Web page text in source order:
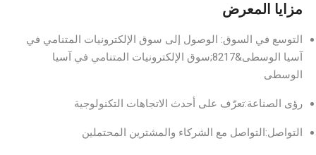
مزايا المعرض
التوسع في السوق: الوصول إلى سوق الإلكترونيات المتنامي في
آسيا الوسطى&8217;سوق الإلكترونيات المتنامي في آسيا
الوسطى
رؤى الصناعة:تعرّف على أحدث الاتجاهات التكنولوجية
التواصل:التواصل مع الشركاء والمشترين المحتملين